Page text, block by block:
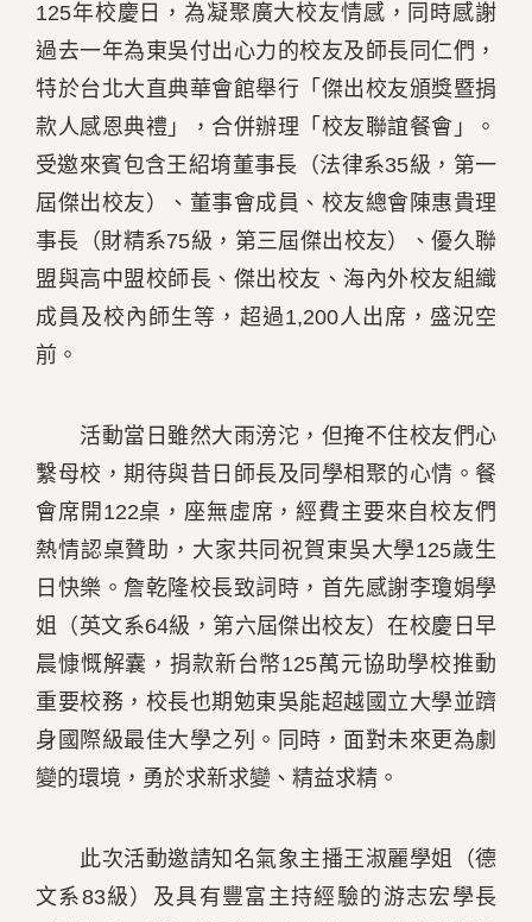
125年校慶日，為凝聚廣大校友情感，同時感謝
過去一年為東吳付出心力的校友及師長同仁們，
特於台北大直典華會館舉行「傑出校友頒獎暨捐
款人感恩典禮」，合併辦理「校友聯誼餐會」。
受邀來賓包含王紹堉董事長（法律系35級，第一
屆傑出校友）、董事會成員、校友總會陳惠貴理
事長（財精系75級，第三屆傑出校友）、優久聯
盟與高中盟校師長、傑出校友、海內外校友組織
成員及校內師生等，超過1,200人出席，盛況空
前。
活動當日雖然大雨滂沱，但掩不住校友們心
繫母校，期待與昔日師長及同學相聚的心情。餐
會席開122桌，座無虛席，經費主要來自校友們
熱情認桌贊助，大家共同祝賀東吳大學125歲生
日快樂。詹乾隆校長致詞時，首先感謝李瓊娟學
姐（英文系64級，第六屆傑出校友）在校慶日早
晨慷慨解囊，捐款新台幣125萬元協助學校推動
重要校務，校長也期勉東吳能超越國立大學並躋
身國際級最佳大學之列。同時，面對未來更為劇
變的環境，勇於求新求變、精益求精。
此次活動邀請知名氣象主播王淑麗學姐（德
文系83級）及具有豐富主持經驗的游志宏學長